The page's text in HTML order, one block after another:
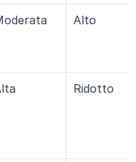
Alto
Ridotto